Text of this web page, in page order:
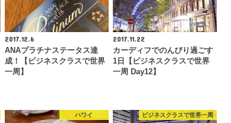
2017.12.6
ANAプラチナステータス達
成！【ビジネスクラスで世界
一周】
2017.11.22
カーディフでのんびり過ごす
1日【ビジネスクラスで世界
一周 Day12】
ハワイ ビジネスクラスで世界一周